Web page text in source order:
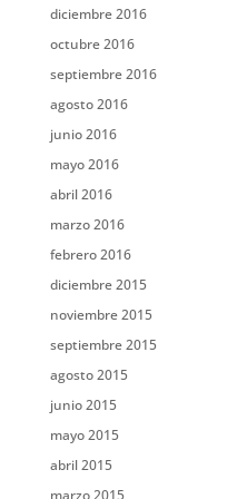
diciembre 2016
octubre 2016
septiembre 2016
agosto 2016
junio 2016
mayo 2016
abril 2016
marzo 2016
febrero 2016
diciembre 2015
noviembre 2015
septiembre 2015
agosto 2015
junio 2015
mayo 2015
abril 2015
marzo 2015